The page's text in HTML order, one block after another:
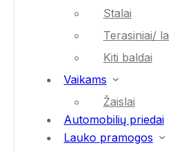
Stalai
Terasiniai/
Kiti baldai
Vaikams
Žaislai
Automobilių priedai
Lauko pramogos